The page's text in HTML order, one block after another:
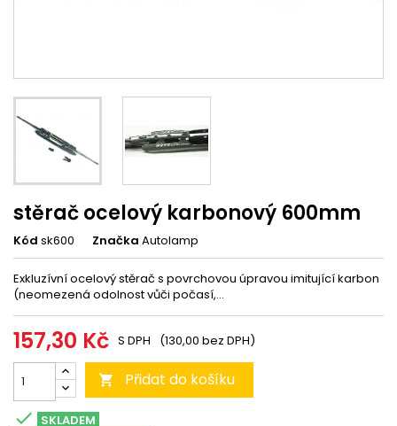
stěrač ocelový karbonový 600mm
Kód sk600 Značka Autolamp
Exkluzívní ocelový stěrač s povrchovou úpravou imitující karbon
(neomezená odolnost vůči počasí,...
157,30 Kč S DPH (130,00 bez DPH)
 Přidat do košíku
 SKLADEM